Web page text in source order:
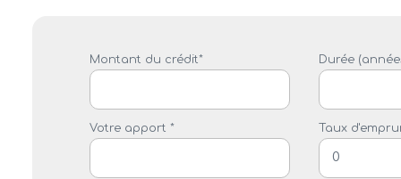
Montant du crédit* Durée
Votre apport * Taux